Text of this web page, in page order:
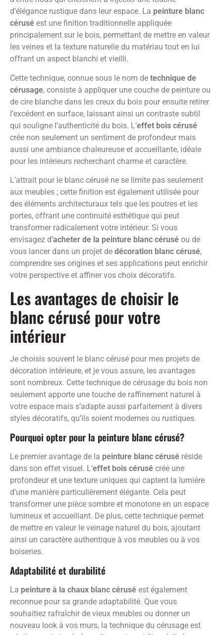
d’élégance rustique dans leur espace. La peinture blanc
cérusé est une finition traditionnelle appliquée
principalement sur le bois, permettant de mettre en valeur
les veines et la texture naturelle du matériau tout en lui
offrant un aspect blanchi et vieilli.
Cette technique, connue sous le nom de technique de
cérusage, consiste à appliquer une couche de peinture ou
de cire blanche dans les creux du bois pour ensuite retirer
l’excédent en surface, laissant ainsi un contraste subtil
qui souligne l’authenticité du bois. L’effet bois cérusé
crée non seulement un sentiment de profondeur mais
aussi une ambiance chaleureuse et accueillante, idéale
pour les intérieurs recherchant charme et caractère.
L’attrait pour le blanc cérusé ne se limite pas seulement
aux meubles ; cette finition est également utilisée pour
des éléments architecturaux tels que les poutres et les
portes, offrant une continuité esthétique qui peut
transformer radicalement votre intérieur. Si vous
envisagez d’acheter de la peinture blanc cérusé ou de
vous lancer dans un projet de décoration blanc cérusé,
comprendre ses origines et ses applications peut enrichir
votre perspective et affiner vos choix décoratifs.
Les avantages de choisir le
blanc cérusé pour votre
intérieur
Je choisis souvent le blanc cérusé pour mes projets de
décoration intérieure, et je vous assure, les avantages
sont nombreux. Cette technique de cérusage du bois non
seulement apporte une touche de raffinement naturel à
votre espace mais s’adapte aussi parfaitement à divers
styles décoratifs, qu’ils soient modernes ou rustiques.
Pourquoi opter pour la peinture blanc cérusé?
Le premier avantage de la peinture blanc cérusé réside
dans son effet visuel. L’effet bois cérusé crée une
profondeur et une texture uniques qui captent la lumière
d’une manière particulièrement élégante. Cela peut
transformer une pièce sombre et monotone en un espace
lumineux et accueillant. De plus, cette technique permet
de mettre en valeur le veinage naturel du bois, ajoutant
ainsi un caractère authentique à vos meubles ou à vos
boiseries.
Adaptabilité et durabilité
La peinture à la chaux blanc cérusé est également
reconnue pour sa grande adaptabilité. Que vous
souhaitiez rafraîchir de vieux meubles ou donner un
nouveau look à vos murs, la technique du cérusage est